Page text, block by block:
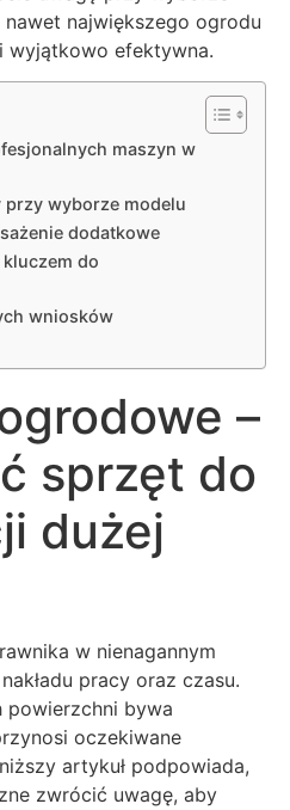
największego ogrodu
wyjątkowo efektywna.
maszyn w
przy wyborze modelu
dodatkowe
kluczem do
wniosków
–
sprzęt do
dużej
w nienagannym
pracy oraz czasu.
powierzchni bywa
oczekiwane
artykuł podpowiada,
zwrócić uwagę, aby